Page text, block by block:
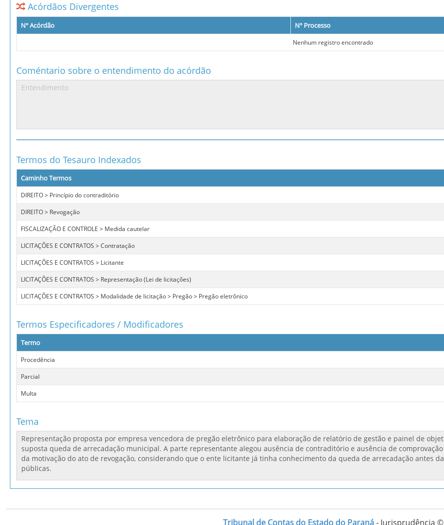
Acórdãos Divergentes
Nº Acórdão Nº Processo
Nenhum registro encontrado
Coméntario sobre o entendimento do acórdão
Termos do Tesauro Indexados
Caminho Termos
DIREITO > Princípio do contraditório
DIREITO > Revogação
FISCALIZAÇÃO E CONTROLE > Medida cautelar
LICITAÇÕES E CONTRATOS > Contratação
LICITAÇÕES E CONTRATOS > Licitante
LICITAÇÕES E CONTRATOS > Representação (Lei de licitações)
LICITAÇÕES E CONTRATOS > Modalidade de licitação > Pregão > Pregão eletrônico
Termos Especificadores / Modificadores
Termo
Procedência
Parcial
Multa
Tema
Tribunal de Contas do Estado do Paraná- Jurisprudência ©